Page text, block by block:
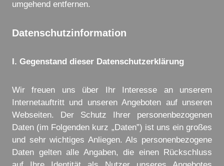
umgehend entfernen.
Datenschutzinformation
I. Gegenstand dieser Datenschutzerklärung
Wir freuen uns über Ihr Interesse an unserem
Internetauftritt und unseren Angeboten auf unseren
Webseiten. Der Schutz Ihrer personenbezogenen
Daten (im Folgenden kurz „Daten”) ist uns ein großes
und sehr wichtiges Anliegen. Als personenbezogene
Daten gelten alle Angaben, die einen Rückschluss